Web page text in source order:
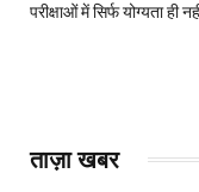
परीक्षाओं में सिर्फ योग्यता ही
ताज़ा खबर